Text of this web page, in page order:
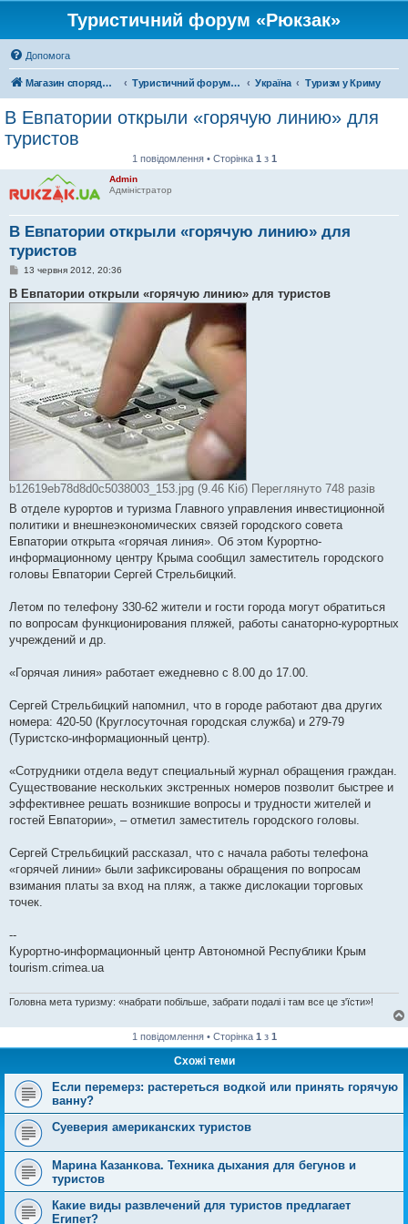
Туристичний форум «Рюкзак»
Допомога
Магазин спорядження Туристичний форум «Рюкзак» Україна Туризм у Криму
В Евпатории открыли «горячую линию» для
туристов
1 повідомлення • Сторінка 1 з 1
Admin
Адміністратор
В Евпатории открыли «горячую линию» для
туристов
П
в
і
о
л
е
н
я
13 червня 2012, 20:36
В Евпатории открыли «горячую линию» для туристов
b12619eb78d8d0c5038003_153.jpg (9.46 Кіб) Переглянуто 748 разів
В отделе курортов и туризма Главного управления инвестиционной
политики и внешнеэкономических связей городского совета
Евпатории открыта «горячая линия». Об этом Курортно-
информационному центру Крыма сообщил заместитель городского
головы Евпатории Сергей Стрельбицкий.
Летом по телефону 330-62 жители и гости города могут обратиться
по вопросам функционирования пляжей, работы санаторно-курортных
учреждений и др.
«Горячая линия» работает ежедневно с 8.00 до 17.00.
Сергей Стрельбицкий напомнил, что в городе работают два других
номера: 420-50 (Круглосуточная городская служба) и 279-79
(Туристско-информационный центр).
«Сотрудники отдела ведут специальный журнал обращения граждан.
Существование нескольких экстренных номеров позволит быстрее и
эффективнее решать возникшие вопросы и трудности жителей и
гостей Евпатории», – отметил заместитель городского головы.
Сергей Стрельбицкий рассказал, что с начала работы телефона
«горячей линии» были зафиксированы обращения по вопросам
взимания платы за вход на пляж, а также дислокации торговых
точек.
--
Курортно-информационный центр Автономной Республики Крым
tourism.crimea.ua
Головна мета туризму: «набрати побільше, забрати подалі і там все це з'їсти»!
1 повідомлення • Сторінка 1 з 1
Схожі теми
Если перемерз: растереться водкой или принять горячую
ванну?
Суеверия американских туристов
Марина Казанкова. Техника дыхания для бегунов и
туристов
Какие виды развлечений для туристов предлагает
Египет?